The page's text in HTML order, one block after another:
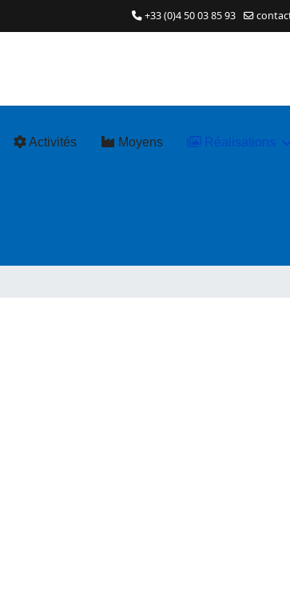
+33 (0)4 50 03 85 93
Activités Moyens Réalisations